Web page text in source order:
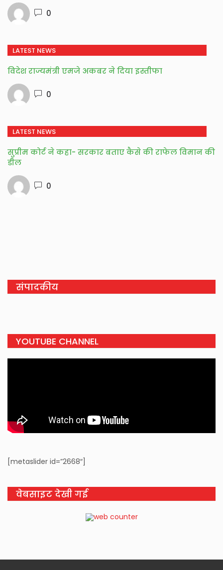
0
LATEST NEWS
विदेश राज्यमंत्री एमजे अकबर ने दिया इस्तीफा
0
LATEST NEWS
सुप्रीम कोर्ट ने कहा- सरकार बताए कैसे की राफेल विमान की
डील
0
संपादकीय
YOUTUBE CHANNEL
[metaslider id=”2668″]
वेबसाइट देखी गई